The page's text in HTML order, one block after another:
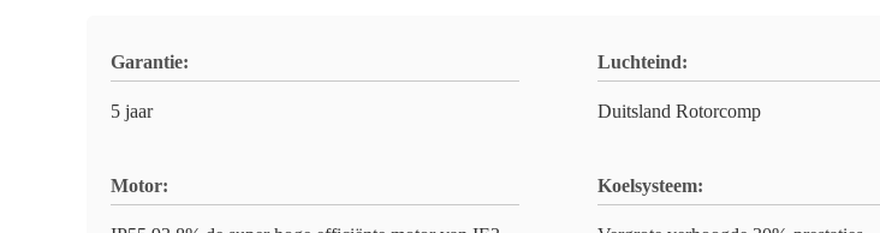
Garantie:
5 jaar
Luchteind:
Duitsland Rotorcomp
Motor: Koelsysteem: